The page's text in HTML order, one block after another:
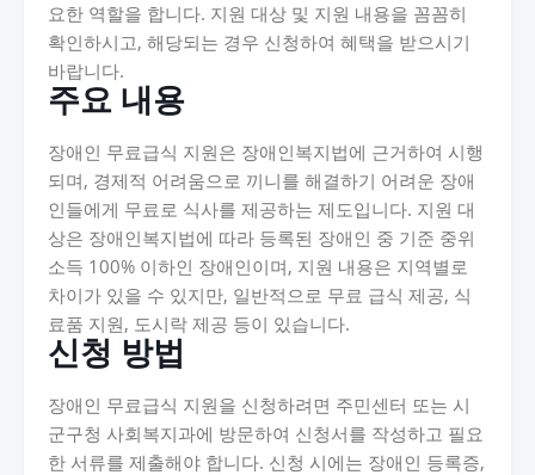
요한 역할을 합니다. 지원 대상 및 지원 내용을 꼼꼼히
확인하시고, 해당되는 경우 신청하여 혜택을 받으시기
바랍니다.
주요 내용
장애인 무료급식 지원은 장애인복지법에 근거하여 시행
되며, 경제적 어려움으로 끼니를 해결하기 어려운 장애
인들에게 무료로 식사를 제공하는 제도입니다. 지원 대
상은 장애인복지법에 따라 등록된 장애인 중 기준 중위
소득 100% 이하인 장애인이며, 지원 내용은 지역별로
차이가 있을 수 있지만, 일반적으로 무료 급식 제공, 식
료품 지원, 도시락 제공 등이 있습니다.
신청 방법
장애인 무료급식 지원을 신청하려면 주민센터 또는 시
군구청 사회복지과에 방문하여 신청서를 작성하고 필요
한 서류를 제출해야 합니다. 신청 시에는 장애인 등록증,